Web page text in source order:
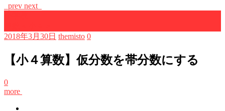
prev next
2018年3月30日 themisto 0
【小４算数】仮分数を帯分数にする
0
more